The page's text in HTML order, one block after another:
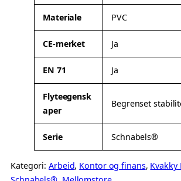
ri
b
u
t
e
e
d
i
Materiale PVC
CE-merket Ja
EN 71 Ja
Flyteegensk
aper
Begrenset
Serie Schnabels®
Kategori:Arbeid, Kontor og finans, Kvakky